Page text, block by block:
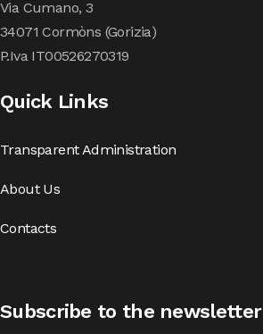
Via Cumano, 3
34071 Cormòns (Gorizia)
P.Iva IT00526270319
Quick Links
Transparent Administration
About Us
Contacts
Subscribe to the newsletter